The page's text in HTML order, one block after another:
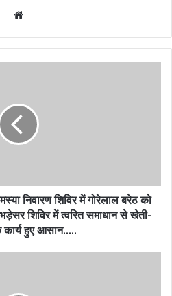
निवारण शिविर में गोरेलाल बरेठ को
शिविर में त्वरित समाधान से खेती-
कार्य हुए आसान…..